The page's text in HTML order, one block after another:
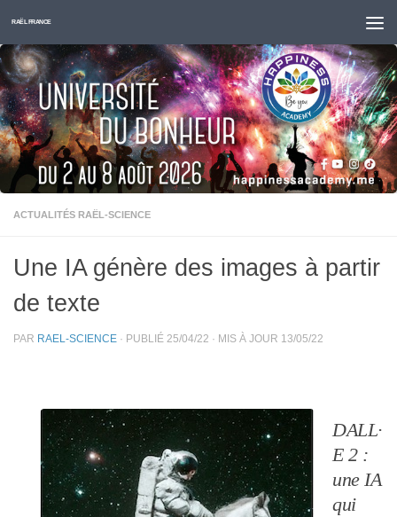
Skip to content
RAËL FRANCE
ACTUALITÉS RAËL-SCIENCE
Une IA génère des images à partir
de texte
PAR RAEL-SCIENCE · PUBLIÉ 25/04/22 · MIS À JOUR 13/05/22
DALL·
E 2 :
une IA
qui